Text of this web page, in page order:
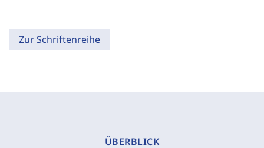
Zur Schriftenreihe
ÜBERBLICK